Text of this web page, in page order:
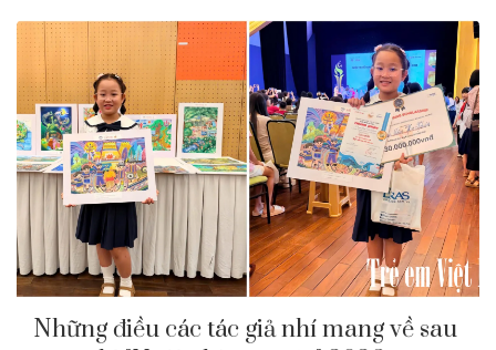
Những điều các tác giả nhí mang về sau